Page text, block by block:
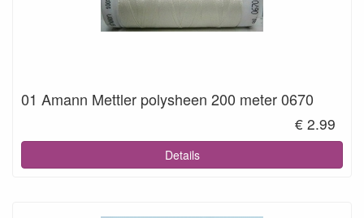
01 Amann Mettler polysheen 200 meter 0670
€ 2.99
Details